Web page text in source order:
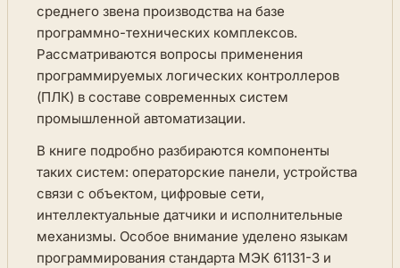
среднего звена производства на базе
программно-технических комплексов.
Рассматриваются вопросы применения
программируемых логических контроллеров
(ПЛК) в составе современных систем
промышленной автоматизации.
В книге подробно разбираются компоненты
таких систем: операторские панели, устройства
связи с объектом, цифровые сети,
интеллектуальные датчики и исполнительные
механизмы. Особое внимание уделено языкам
программирования стандарта МЭК 61131-3 и